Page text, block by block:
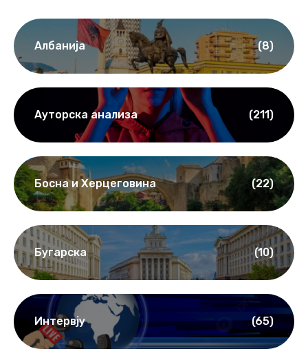
Албанија (8)
Ауторска анализа (211)
Босна и Херцеговина (22)
Бугарска (10)
Интервју (65)